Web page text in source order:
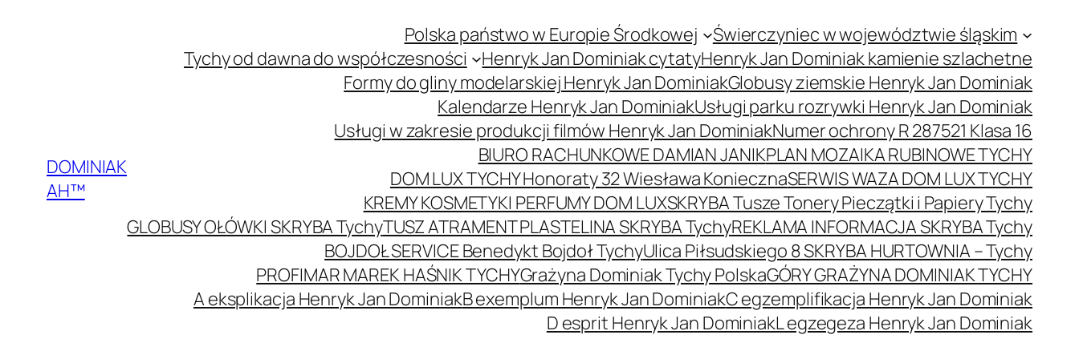
DOMINIAK
AH™
Polska państwo w Europie Środkowej
Świerczyniec w województwie śląskim
Tychy od dawna do współczesności
Henryk Jan Dominiak cytatyHenryk Jan Dominiak kamienie szlachetne
Formy do gliny modelarskiej Henryk Jan DominiakGlobusy ziemskie Henryk Jan Dominiak
Kalendarze Henryk Jan DominiakUsługi parku rozrywki Henryk Jan Dominiak
Usługi w zakresie produkcji filmów Henryk Jan DominiakNumer ochrony R 287521 Klasa 16
BIURO RACHUNKOWE DAMIAN JANIKPLAN MOZAIKA RUBINOWE TYCHY
DOM LUX TYCHY Honoraty 32 Wiesława KoniecznaSERWIS WAZA DOM LUX TYCHY
KREMY KOSMETYKI PERFUMY DOM LUXSKRYBA Tusze Tonery Pieczątki i Papiery Tychy
GLOBUSY OŁÓWKI SKRYBA TychyTUSZ ATRAMENT PLASTELINA SKRYBA TychyREKLAMA INFORMACJA SKRYBA Tychy
BOJDOŁ SERVICE Benedykt Bojdoł TychyUlica Piłsudskiego 8 SKRYBA HURTOWNIA – Tychy
PROFIMAR MAREK HAŚNIK TYCHYGrażyna Dominiak Tychy PolskaGÓRY GRAŻYNA DOMINIAK TYCHY
A eksplikacja Henryk Jan DominiakB exemplum Henryk Jan DominiakC egzemplifikacja Henryk Jan Dominiak
D esprit Henryk Jan DominiakL egzegeza Henryk Jan Dominiak